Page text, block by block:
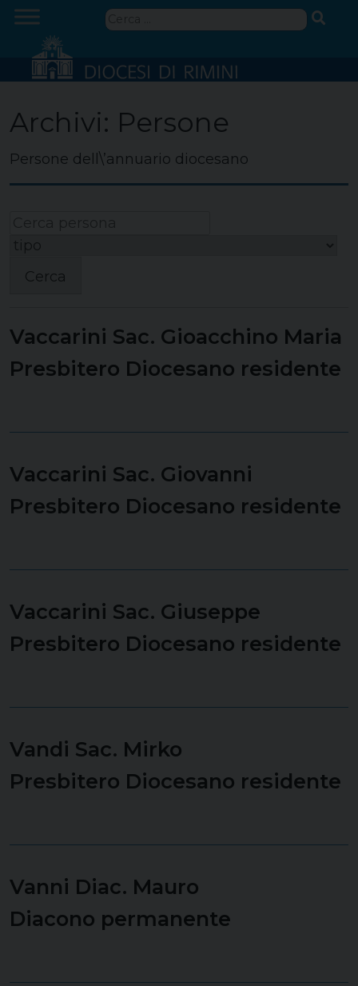
Skip
content
Ricerca
Archivi: Persone
Persone dell\’annuario diocesano
Cerca
Vaccarini Sac. Gioacchino Maria
Presbitero Diocesano residente
Vaccarini Sac. Giovanni
Presbitero Diocesano residente
Vaccarini Sac. Giuseppe
Presbitero Diocesano residente
Vandi Sac. Mirko
Presbitero Diocesano residente
Vanni Diac. Mauro
Diacono permanente